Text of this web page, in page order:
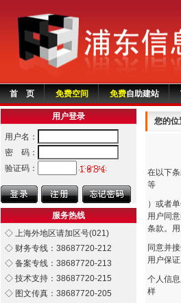
首 页 免费空间 免费自助建站
用户登录
用户名：
密 码：
验证码：
服务热线
◇ 上海外地区请加区号(021)
◇ 财务专线：38687720-212
◇ 备案专线：38687720-213
◇ 技术支持：38687720-215
◇ 图文传真：38687720-205
您的位
在以下
等
）或者
用户同
条款。
同意并
用户保
个人信
样